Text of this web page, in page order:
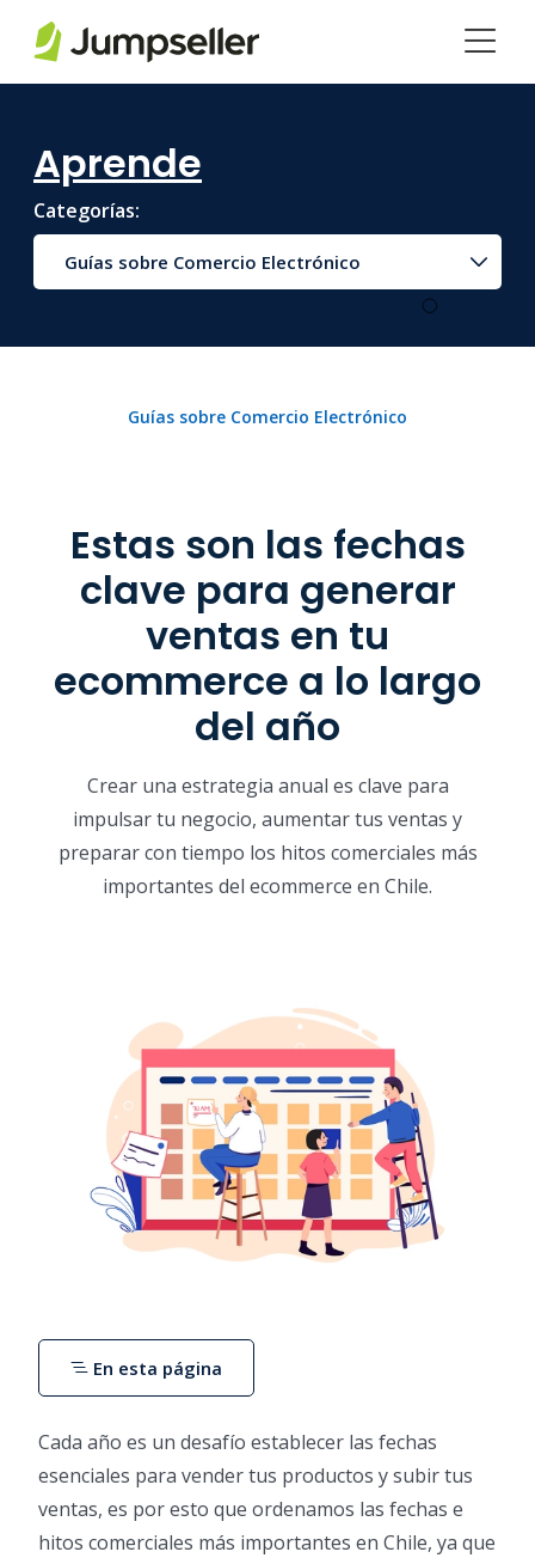
Aprende
Categorías:
Guías sobre Comercio Electrónico
Guías sobre Comercio Electrónico
Estas son las fechas
clave para generar
ventas en tu
ecommerce a lo largo
del año
Crear una estrategia anual es clave para
impulsar tu negocio, aumentar tus ventas y
preparar con tiempo los hitos comerciales más
importantes del ecommerce en Chile.
Cada año es un desafío establecer las fechas
esenciales para vender tus productos y subir tus
ventas, es por esto que ordenamos las fechas e
hitos comerciales más importantes en Chile, ya que
En esta página